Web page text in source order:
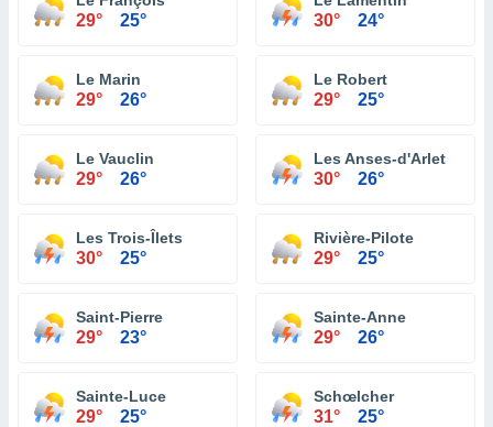
29° 25° 30° 24°
Le Marin
29° 26°
Le Robert
29° 25°
Le Vauclin
29° 26°
Les Anses-d'Arlet
30° 26°
Les Trois-Îlets
30° 25°
Rivière-Pilote
29° 25°
Saint-Pierre
29° 23°
Sainte-Anne
29° 26°
Sainte-Luce
29° 25°
Schœlcher
31° 25°